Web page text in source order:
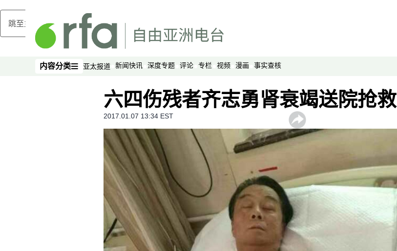
跳至主内容
内容分类
内容分类 亚太报道 新闻快讯 深度专题 评论 专栏 视频 漫画 事实查核
事实查核
显示 视频 个子部分
亚洲很想聊
专题与访谈
兵家常事
六四伤残者齐志勇肾衰竭送院抢救
2017.01.07 13:34 EST